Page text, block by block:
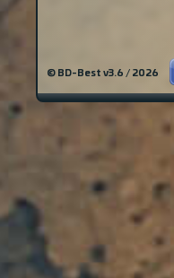
© BD-Best v3.6 / 2026